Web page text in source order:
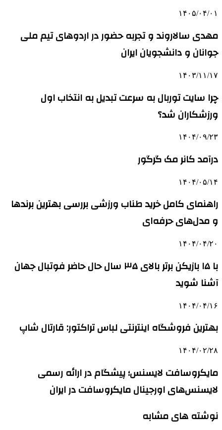
۱۴۰۵/۰۴/۰۱
مهدی سالاروند و تجربه حضور در اردوهای تیم ملی
جوانان و دانشجویان ایران
۱۴۰۳/۱۱/۱۷
چرا سایت توربال به ‌سرعت تبدیل به انتخاب اول
ورزشکاران شد؟
۱۴۰۴/۰۹/۲۳
درآمد کانر مک گرگور
۱۴۰۴/۰۵/۱۴
راهنمای کامل خرید طناب ورزشی بررسی بهترین برندها
و مدل‌های حرفه‌ای
۱۴۰۴/۰۴/۲۰
با ۱۵ بازیکن برتر بالای ۳۵ سال حال حاضر فوتبال جهان
آشنا شوید
۱۴۰۴/۰۴/۱۶
بهترین فروشگاه اینترنتی لباس تراکتور: قارتال شاپ
۱۴۰۴/۰۲/۲۸
مایکروسافت لایسنس؛ پیشگام در ارائه رسمی
لایسنس‌های اورجینال مایکروسافت در ایران
نوشته های مشابه